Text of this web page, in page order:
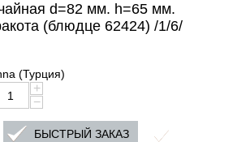
d=82 мм. h=65 мм.
(блюдце 62424) /1/6/
(Турция)
+
−
БЫСТРЫЙ ЗАКАЗ